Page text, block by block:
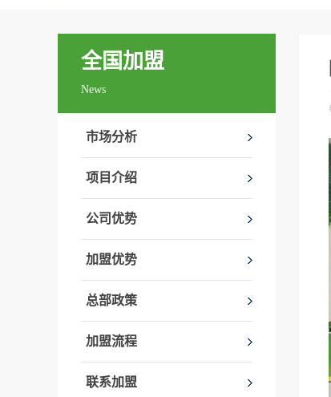
全国加盟
News
市场分析
项目介绍
公司优势
加盟优势
总部政策
加盟流程
联系加盟